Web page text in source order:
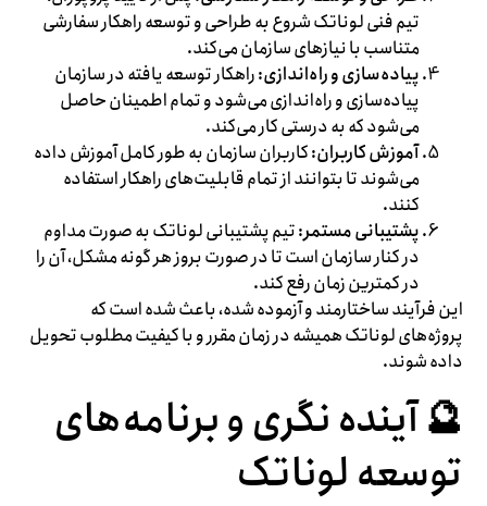
تیم فنی لوناتک شروع به طراحی و توسعه راهکار سفارشی
متناسب با نیازهای سازمان می‌کند.
پیاده‌سازی و راه‌اندازی: راهکار توسعه یافته در سازمان
پیاده‌سازی و راه‌اندازی می‌شود و تمام اطمینان حاصل
می‌شود که به درستی کار می‌کند.
آموزش کاربران: کاربران سازمان به طور کامل آموزش داده
می‌شوند تا بتوانند از تمام قابلیت‌های راهکار استفاده
کنند.
پشتیبانی مستمر: تیم پشتیبانی لوناتک به صورت مداوم
در کنار سازمان است تا در صورت بروز هر گونه مشکل، آن را
در کمترین زمان رفع کند.
این فرآیند ساختارمند و آزموده شده، باعث شده است که
پروژه‌های لوناتک همیشه در زمان مقرر و با کیفیت مطلوب تحویل
داده شوند.
🔮 آینده نگری و برنامه‌های
توسعه لوناتک